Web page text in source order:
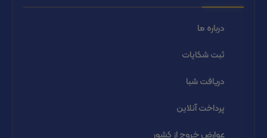
درباره ما
ثبت شكايات
دریافت شبا
پرداخت آنلاین
عوارض خروج از کشور